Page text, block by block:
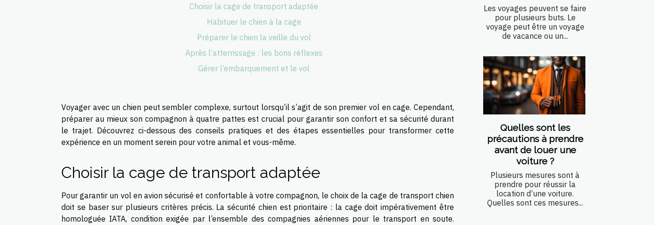
Choisir la cage de transport adaptée
Habituer le chien à la cage
Préparer le chien la veille du vol
Après l’atterrissage : les bons réflexes
Gérer l’embarquement et le vol
Voyager avec un chien peut sembler complexe, surtout lorsqu’il s’agit de son premier vol en cage. Cependant,
préparer au mieux son compagnon à quatre pattes est crucial pour garantir son confort et sa sécurité durant
le trajet. Découvrez ci-dessous des conseils pratiques et des étapes essentielles pour transformer cette
expérience en un moment serein pour votre animal et vous-même.
Choisir la cage de transport adaptée
Pour garantir un vol en avion sécurisé et confortable à votre compagnon, le choix de la cage de transport chien
doit se baser sur plusieurs critères précis. La sécurité chien est prioritaire : la cage doit impérativement être
homologuée IATA, condition exigée par l’ensemble des compagnies aériennes pour le transport en soute.
Les voyages peuvent se faire
pour plusieurs buts. Le
voyage peut être un voyage
de vacance ou un...
Quelles sont les
précautions à prendre
avant de louer une
voiture ?
Plusieurs mesures sont à
prendre pour réussir la
location d’une voiture.
Quelles sont ces mesures...